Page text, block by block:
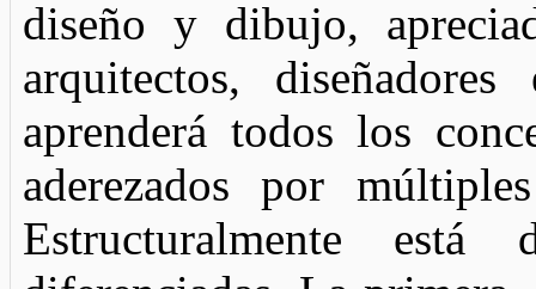
diseño y dibujo,
arquitectos,
aprenderá todos los
aderezados por
Estructuralmente